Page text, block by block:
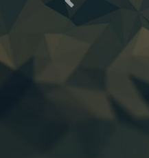
Предыдущая